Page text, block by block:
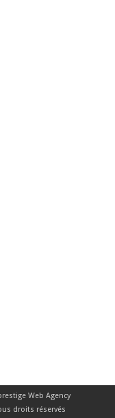
Web Agency
droits réservés